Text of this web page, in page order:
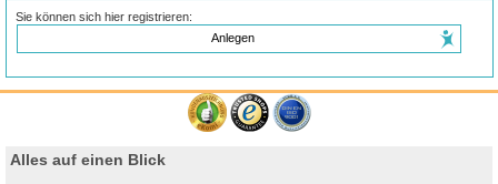
Sie können sich hier registrieren:
Anlegen
Alles auf einen Blick